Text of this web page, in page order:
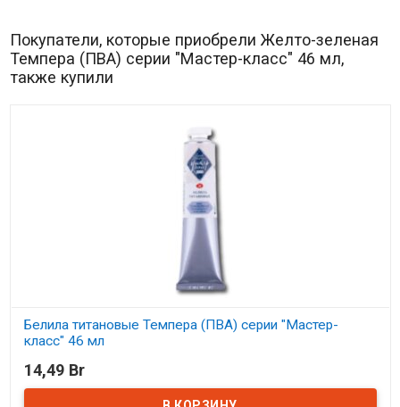
Покупатели, которые приобрели Желто-зеленая
Темпера (ПВА) серии "Мастер-класс" 46 мл,
также купили
Белила титановые Темпера (ПВА) серии "Мастер-
класс" 46 мл
В наличии
14,49 Br